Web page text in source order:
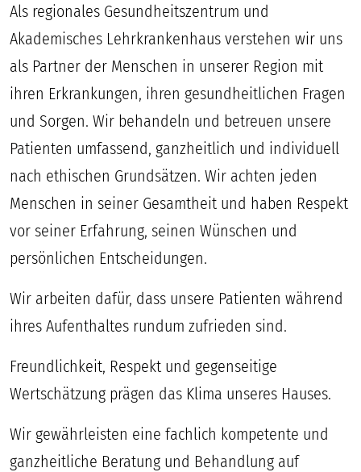
Als regionales Gesundheitszentrum und
Akademisches Lehrkrankenhaus verstehen wir uns
als Partner der Menschen in unserer Region mit
ihren Erkrankungen, ihren gesundheitlichen Fragen
und Sorgen. Wir behandeln und betreuen unsere
Patienten umfassend, ganzheitlich und individuell
nach ethischen Grundsätzen. Wir achten jeden
Menschen in seiner Gesamtheit und haben Respekt
vor seiner Erfahrung, seinen Wünschen und
persönlichen Entscheidungen.
Wir arbeiten dafür, dass unsere Patienten während
ihres Aufenthaltes rundum zufrieden sind.
Freundlichkeit, Respekt und gegenseitige
Wertschätzung prägen das Klima unseres Hauses.
Wir gewährleisten eine fachlich kompetente und
ganzheitliche Beratung und Behandlung auf